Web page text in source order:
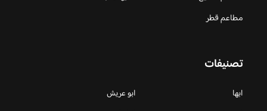
مطاعم قطر
تصنيفات
ابها
ابو عريش